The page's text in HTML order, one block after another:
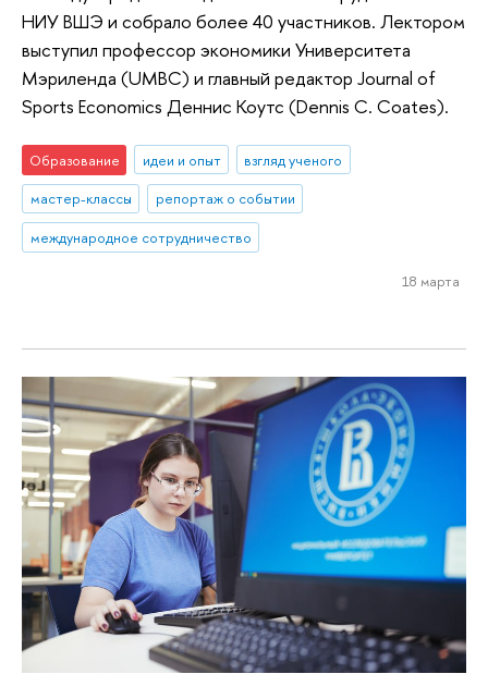
НИУ ВШЭ и собрало более 40 участников. Лектором
выступил профессор экономики Университета
Мэриленда (UMBC) и главный редактор Journal of
Sports Economics Деннис Коутс (Dennis C. Coates).
Образование идеи и опыт
взгляд ученого
мастер-классы
репортаж о событии
международное сотрудничество
18 марта